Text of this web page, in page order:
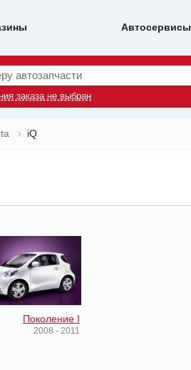
Автосервисы
автозапчасти
заказа не выбран
iQ
Поколение I
2008 - 2011